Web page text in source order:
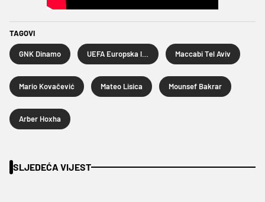
TAGOVI
GNK Dinamo Maccabi Tel Aviv
Mario Kovačević Mateo Lisica Mounsef Bakrar
Arber Hoxha
SLJEDEĆA VIJEST